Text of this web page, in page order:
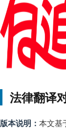
法律翻译
版本说明： 本文基